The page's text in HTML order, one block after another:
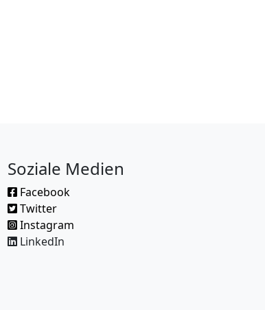
Soziale Medien
Facebook
Twitter
Instagram
LinkedIn